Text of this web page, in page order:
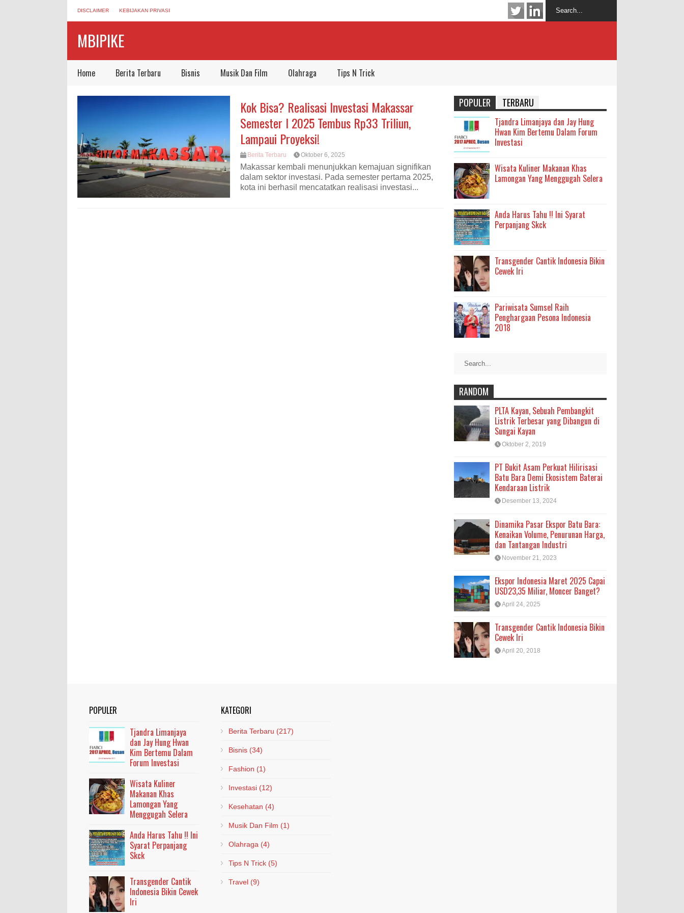
DISCLAIMER KEBIJAKAN PRIVASI
MBIPIKE
Home Berita Terbaru Bisnis Musik Dan Film Olahraga Tips N Trick
Kok Bisa? Realisasi Investasi Makassar
Semester I 2025 Tembus Rp33 Triliun,
Lampaui Proyeksi!
Berita Terbaru Oktober 6, 2025
Makassar kembali menunjukkan kemajuan signifikan
dalam sektor investasi. Pada semester pertama 2025,
kota ini berhasil mencatatkan realisasi investasi...
POPULER TERBARU
Tjandra Limanjaya dan Jay Hung
Hwan Kim Bertemu Dalam Forum
Investasi
Wisata Kuliner Makanan Khas
Lamongan Yang Menggugah Selera
Anda Harus Tahu !! Ini Syarat
Perpanjang Skck
Transgender Cantik Indonesia Bikin
Cewek Iri
Pariwisata Sumsel Raih
Penghargaan Pesona Indonesia
2018
RANDOM
PLTA Kayan, Sebuah Pembangkit
Listrik Terbesar yang Dibangun di
Sungai Kayan
Oktober 2, 2019
PT Bukit Asam Perkuat Hilirisasi
Batu Bara Demi Ekosistem Baterai
Kendaraan Listrik
Desember 13, 2024
Dinamika Pasar Ekspor Batu Bara:
Kenaikan Volume, Penurunan Harga,
dan Tantangan Industri
November 21, 2023
Ekspor Indonesia Maret 2025 Capai
USD23,35 Miliar, Moncer Banget?
April 24, 2025
Transgender Cantik Indonesia Bikin
Cewek Iri
April 20, 2018
POPULER
Tjandra Limanjaya
dan Jay Hung Hwan
Kim Bertemu Dalam
Forum Investasi
Wisata Kuliner
Makanan Khas
Lamongan Yang
Menggugah Selera
Anda Harus Tahu !! Ini
Syarat Perpanjang
Skck
Transgender Cantik
Indonesia Bikin Cewek
Iri
KATEGORI
Berita Terbaru (217)
Bisnis (34)
Fashion (1)
Investasi (12)
Kesehatan (4)
Musik Dan Film (1)
Olahraga (4)
Tips N Trick (5)
Travel (9)